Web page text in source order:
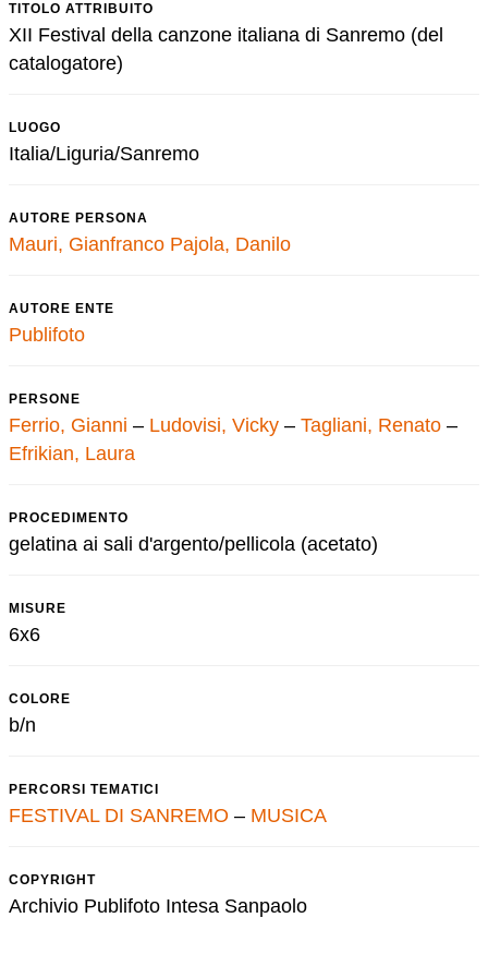
TITOLO ATTRIBUITO
XII Festival della canzone italiana di Sanremo (del
catalogatore)
LUOGO
Italia/Liguria/Sanremo
AUTORE PERSONA
Mauri, Gianfranco Pajola, Danilo
AUTORE ENTE
Publifoto
PERSONE
Ferrio, Gianni – Ludovisi, Vicky – Tagliani, Renato –
Efrikian, Laura
PROCEDIMENTO
gelatina ai sali d'argento/pellicola (acetato)
MISURE
6x6
COLORE
b/n
PERCORSI TEMATICI
FESTIVAL DI SANREMO – MUSICA
COPYRIGHT
Archivio Publifoto Intesa Sanpaolo